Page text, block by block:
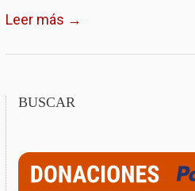
Leer más →
BUSCAR